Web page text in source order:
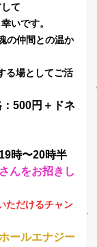
て
いです。
の仲間との温か
る場としてご活
500円＋ドネ
時〜20時半
んをお招きし
ただけるチャン
ールエナジー